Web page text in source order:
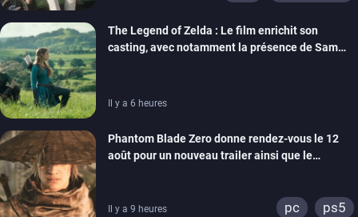
The Legend of Zelda : Le film enrichit son
casting, avec notamment la présence de Sam
Il y a 6 heures
Phantom Blade Zero donne rendez-vous le 12
août pour un nouveau trailer ainsi que le
Il y a 9 heures pc ps5